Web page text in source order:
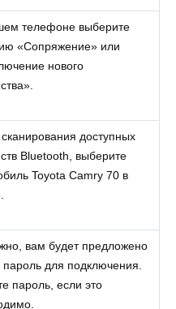
телефоне выберите
«Сопряжение» или
нового
доступных
Bluetooth, выберите
Toyota Camry 70 в
вам будет предложено
пароль для подключения.
пароль, если это